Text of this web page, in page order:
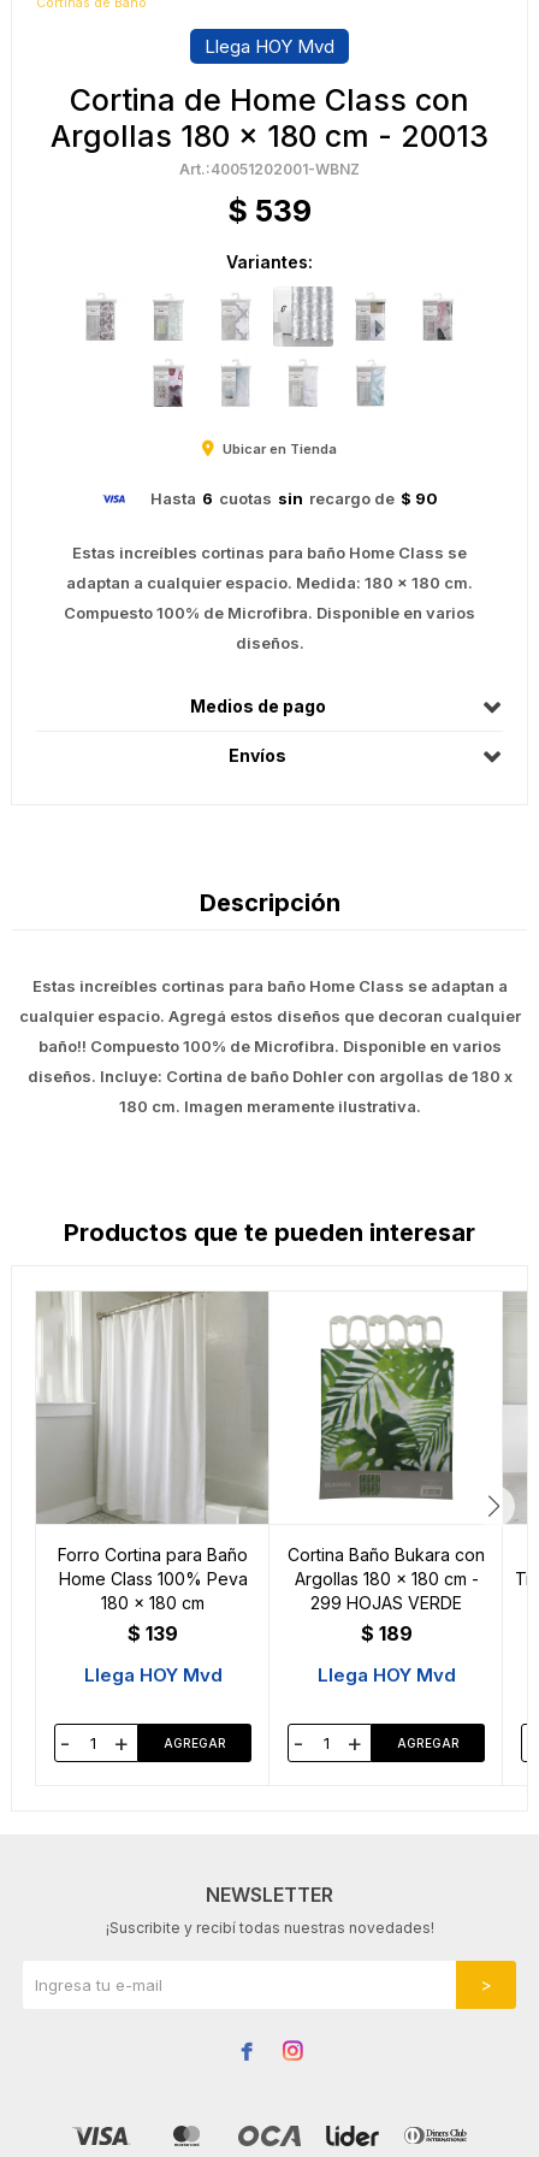
Cortinas de Baño
Llega HOY Mvd
Cortina de Home Class con
Argollas 180 x 180 cm - 20013
40051202001-WBNZ
$ 539
Variantes:
Ubicar en Tienda
Hasta 6 cuotas sin recargo de $ 90
Estas increíbles cortinas para baño Home Class se
adaptan a cualquier espacio. Medida: 180 x 180 cm.
Compuesto 100% de Microfibra. Disponible en varios
diseños.
Medios de pago
Envíos
Descripción
Estas increíbles cortinas para baño Home Class se adaptan a
cualquier espacio. Agregá estos diseños que decoran cualquier
baño!! Compuesto 100% de Microfibra. Disponible en varios
diseños. Incluye: Cortina de baño Dohler con argollas de 180 x
180 cm. Imagen meramente ilustrativa.
Productos que te pueden interesar
Forro Cortina para Baño
Home Class 100% Peva
180 x 180 cm
$ 139
Llega HOY Mvd
- +
Cortina Baño Bukara con
Argollas 180 x 180 cm -
299 HOJAS VERDE
$ 189
Llega HOY Mvd
- +
NEWSLETTER
¡Suscribite y recibí todas nuestras novedades!
 